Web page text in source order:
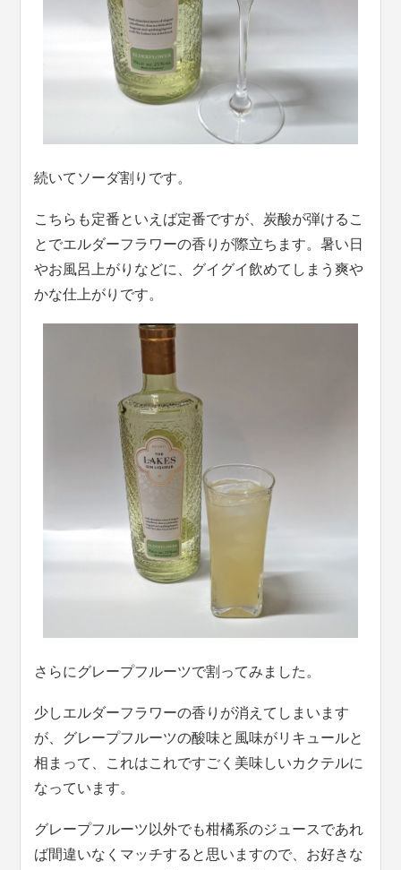
続いてソーダ割りです。
こちらも定番といえば定番ですが、炭酸が弾けるこ
とでエルダーフラワーの香りが際立ちます。暑い日
やお風呂上がりなどに、グイグイ飲めてしまう爽や
かな仕上がりです。
さらにグレープフルーツで割ってみました。
少しエルダーフラワーの香りが消えてしまいます
が、グレープフルーツの酸味と風味がリキュールと
相まって、これはこれですごく美味しいカクテルに
なっています。
グレープフルーツ以外でも柑橘系のジュースであれ
ば間違いなくマッチすると思いますので、お好きな